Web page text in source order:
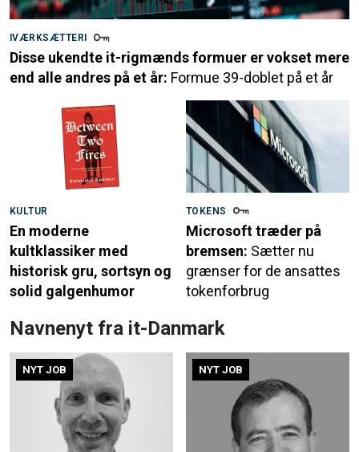
IVÆRKSÆTTERI
Disse ukendte it-rigmænds formuer er vokset mere
end alle andres på et år: Formue 39-doblet på et år
KULTUR
En moderne
kultklassiker med
historisk gru, sortsyn og
solid galgenhumor
TOKENS
Microsoft træder på
bremsen: Sætter nu
grænser for de ansattes
tokenforbrug
Navnenyt fra it-Danmark
NYT JOB NYT JOB